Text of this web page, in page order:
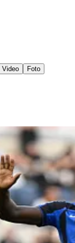
Video Foto